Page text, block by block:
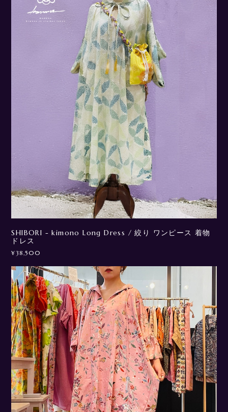
SHIBORI - kimono Long Dress / 絞り ワンピース 着物
ドレス
¥38,500